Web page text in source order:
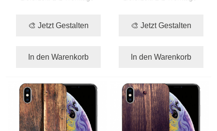
🎨 Jetzt Gestalten
In den Warenkorb
🎨 Jetzt Gestalten
In den Warenkorb